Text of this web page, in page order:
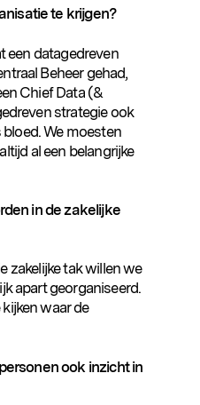
te krijgen?
een datagedreven
Beheer gehad,
Chief Data (&
strategie ook
We moesten
al een belangrijke
in de zakelijke
zakelijke tak willen we
apart georganiseerd.
waar de
ook inzicht in